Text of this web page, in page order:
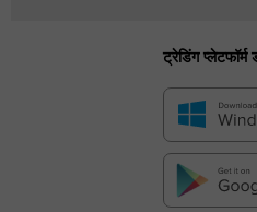
ट्रेडिंग